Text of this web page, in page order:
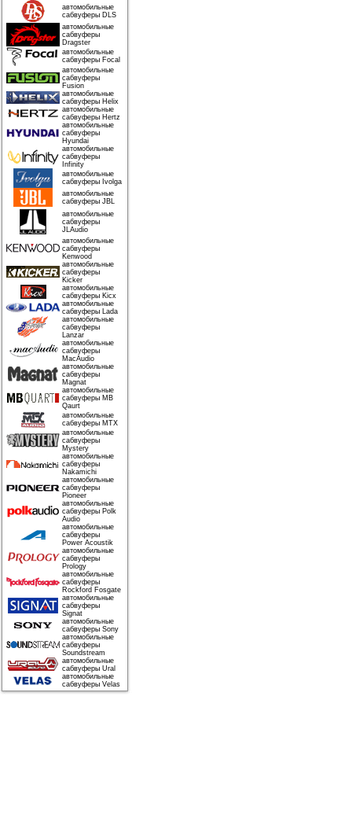
автомобильные
сабвуферы DLS
автомобильные
сабвуферы
Dragster
автомобильные
сабвуферы Focal
автомобильные
сабвуферы
Fusion
автомобильные
сабвуферы Helix
автомобильные
сабвуферы Hertz
автомобильные
сабвуферы
Hyundai
автомобильные
сабвуферы
Infinity
автомобильные
сабвуферы Ivolga
автомобильные
сабвуферы JBL
автомобильные
сабвуферы
JLAudio
автомобильные
сабвуферы
Kenwood
автомобильные
сабвуферы
Kicker
автомобильные
сабвуферы Kicx
автомобильные
сабвуферы Lada
автомобильные
сабвуферы
Lanzar
автомобильные
сабвуферы
MacAudio
автомобильные
сабвуферы
Magnat
автомобильные
сабвуферы MB
Qaurt
автомобильные
сабвуферы MTX
автомобильные
сабвуферы
Mystery
автомобильные
сабвуферы
Nakamichi
автомобильные
сабвуферы
Pioneer
автомобильные
сабвуферы Polk
Audio
автомобильные
сабвуферы
Power Acoustik
автомобильные
сабвуферы
Prology
автомобильные
сабвуферы
Rockford Fosgate
автомобильные
сабвуферы
Signat
автомобильные
сабвуферы Sony
автомобильные
сабвуферы
Soundstream
автомобильные
сабвуферы Ural
автомобильные
сабвуферы Velas